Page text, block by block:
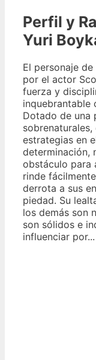
Perfil y
Yuri
El personaje
por el actor
fuerza y
inquebrantable
Dotado de una
estrategias en
determinación,
obstáculo para
rinde
derrota a sus
piedad. Su
los demás son
son sólidos e
influenciar por...